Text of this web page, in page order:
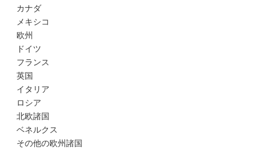
カナダ
メキシコ
欧州
ドイツ
フランス
英国
イタリア
ロシア
北欧諸国
ベネルクス
その他の欧州諸国